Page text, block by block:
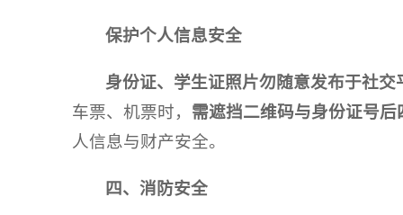
保护个人信息安全
身份证、学生证照片勿随意发布于社交
车票、机票时， 需遮挡二维码与身份证号后
人信息与财产安全。
四、消防安全